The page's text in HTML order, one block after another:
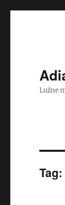
Luźne
Tag: